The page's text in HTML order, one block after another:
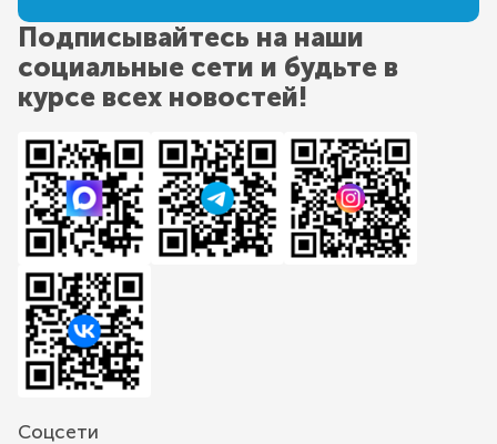
Подписывайтесь на наши
социальные сети и будьте в
курсе всех новостей!
Соцсети